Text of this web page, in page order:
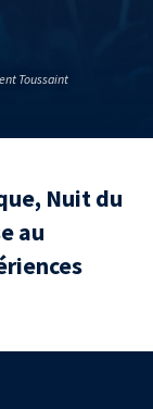
Toussaint
Nuit du
au